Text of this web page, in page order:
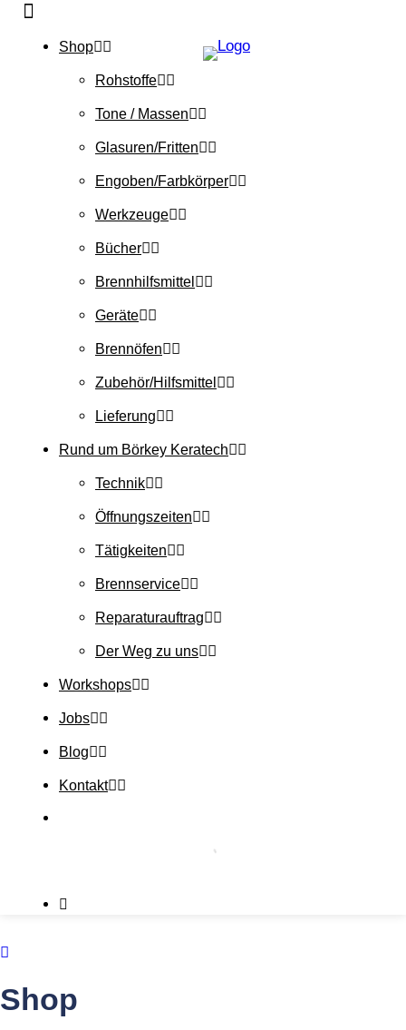
Shop
Rohstoffe
Tone / Massen
Glasuren/Fritten
Engoben/Farbkörper
Werkzeuge
Bücher
Brennhilfsmittel
Geräte
Brennöfen
Zubehör/Hilfsmittel
Lieferung
Rund um Börkey Keratech
Technik
Öffnungszeiten
Tätigkeiten
Brennservice
Reparaturauftrag
Der Weg zu uns
Workshops
Jobs
Blog
Kontakt
Shop